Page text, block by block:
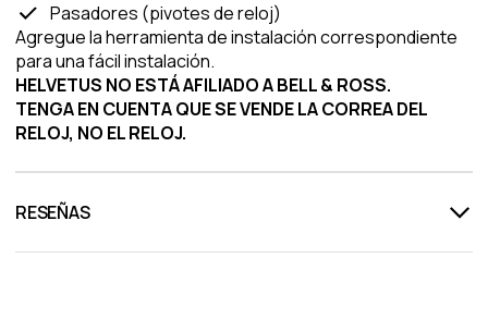
Pasadores (pivotes de reloj)
Agregue la herramienta de instalación correspondiente
para una fácil instalación.
HELVETUS NO ESTÁ AFILIADO A BELL & ROSS.
TENGA EN CUENTA QUE SE VENDE LA CORREA DEL
RELOJ, NO EL RELOJ.
RESEÑAS